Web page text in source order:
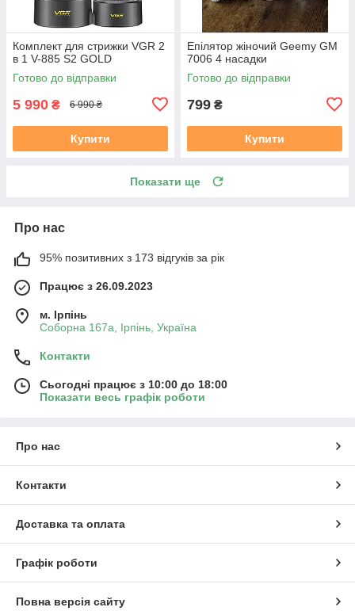
Комплект для стрижки VGR 2
в 1 V-885 S2 GOLD
Готово до відправки
5 990 ₴ 6 990 ₴
Купити
Епілятор жіночий Geemy GM
7006 4 насадки
Готово до відправки
799 ₴
Купити
Показати ще
Про нас
95% позитивних з 173 відгуків за рік
Працює з 26.09.2023
м. Ірпінь
Соборна 167а, Ірпінь, Україна
Контакти
Сьогодні працює з 10:00 до 18:00
Показати весь графік роботи
Про нас
Контакти
Доставка та оплата
Графік роботи
Повна версія сайту